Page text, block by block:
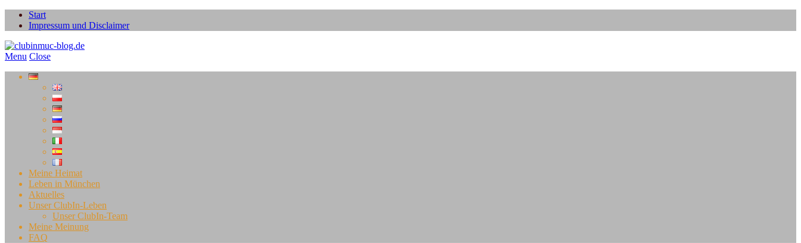
Start
Impressum und Disclaimer
Menu Close
Meine Heimat
Leben in München
Aktuelles
Unser ClubIn-Leben
Unser ClubIn-Team
Meine Meinung
FAQ